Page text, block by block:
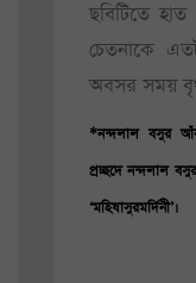
ছবিটিতে
চেতনাকে
অবসর সময়
*নন্দলাল বসুর
প্রচ্ছদে নন্দলাল
‘মহিষাসুরমর্দিনী’।